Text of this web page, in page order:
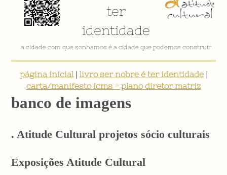
ter
identidade
VÍDEO INSTITUCIONAL
página inicial| livro ser nobre é ter identidade|
carta/manifesto icms - plano diretor matriz
banco de imagens
. Atitude Cultural projetos sócio culturais
Exposições Atitude Cultural